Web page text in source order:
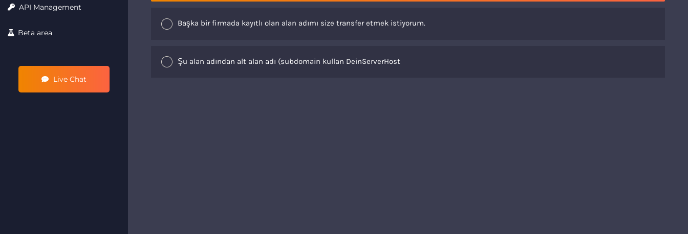
API Management
Beta area
Live Chat
Başka bir firmada kayıtlı olan alan adımı size transfer etmek istiyorum.
Şu alan adından alt alan adı (subdomain kullan DeinServerHost